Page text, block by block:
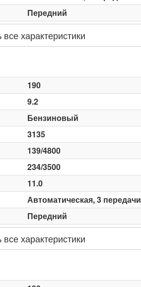
Передний
все характеристики
190
9.2
Бензиновый
3135
139/4800
234/3500
11.0
Автоматическая, 3 передачи
Передний
все характеристики